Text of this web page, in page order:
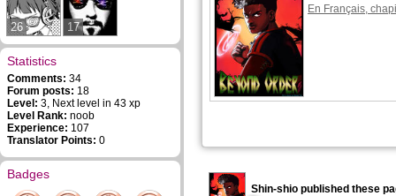
26 17
Statistics
Comments: 34
Forum posts: 18
Level: 3, Next level in 43 xp
Level Rank: noob
Experience: 107
Translator Points: 0
Badges
En Français,
Shin-shio published these